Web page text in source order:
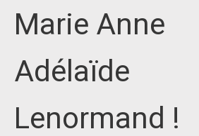
Marie Anne
Adélaïde
Lenormand !